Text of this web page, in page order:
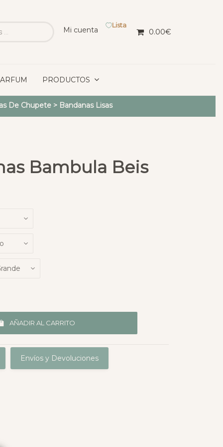
Mi cuenta
Lista
0.00€
PRODUCTOS
De Chupete> Bandanas Lisas
Bambula Beis
AÑADIR AL CARRITO
Envíos y Devoluciones